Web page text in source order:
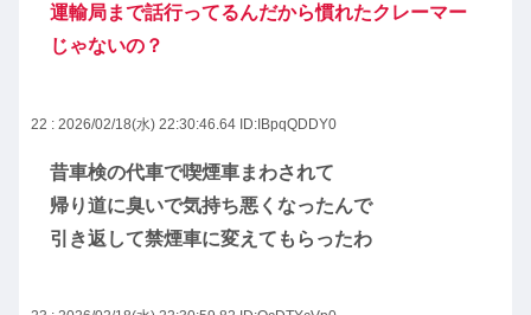
運輸局まで話行ってるんだから慣れたクレーマー
じゃないの？
22 : 2026/02/18(水) 22:30:46.64 ID:IBpqQDDY0
昔車検の代車で喫煙車まわされて
帰り道に臭いで気持ち悪くなったんで
引き返して禁煙車に変えてもらったわ